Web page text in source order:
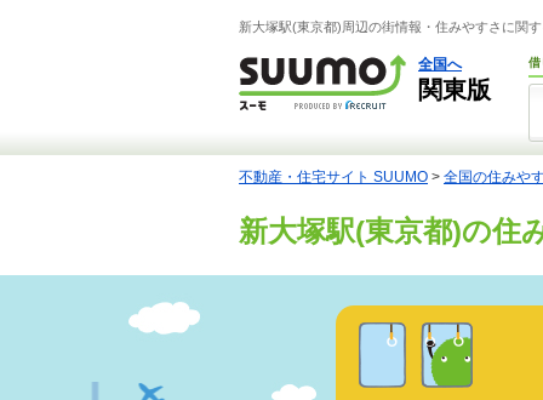
新大塚駅(東京都)周辺の街情報・住みやすさに関
全国へ
関東版
借
不動産・住宅サイト SUUMO > 全国の住みや
新大塚駅(東京都)の住